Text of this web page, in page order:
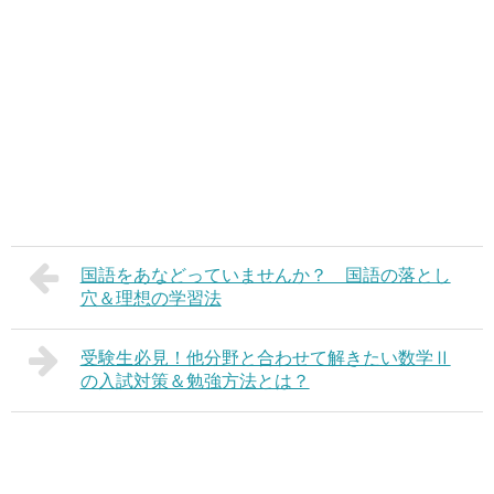
国語をあなどっていませんか？ 国語の落とし
穴＆理想の学習法
受験生必見！他分野と合わせて解きたい数学Ⅱ
の入試対策＆勉強方法とは？